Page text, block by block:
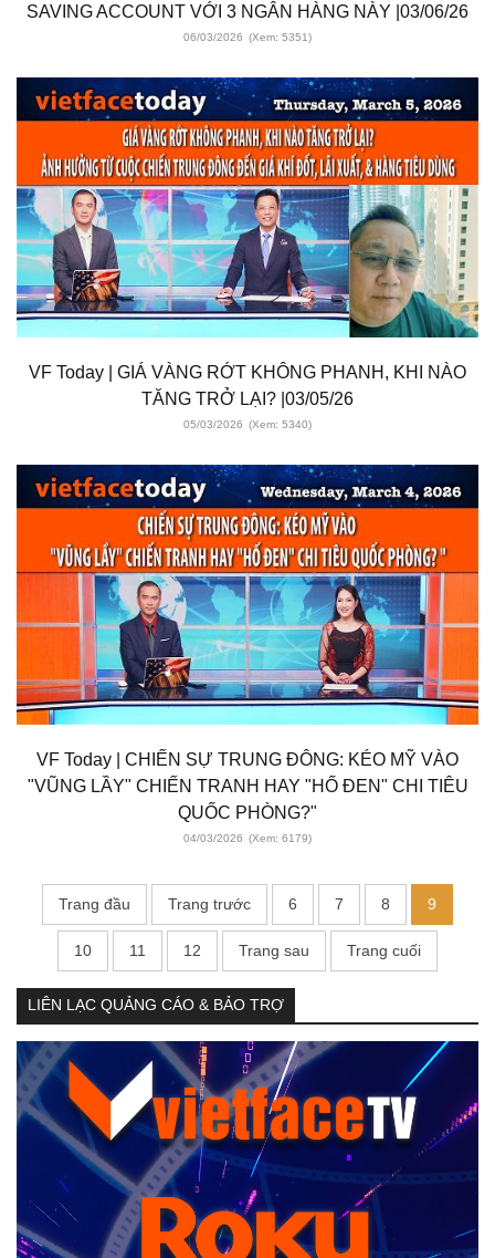
SAVING ACCOUNT VỚI 3 NGÂN HÀNG NÀY |03/06/26
06/03/2026 (Xem: 5351)
VF Today | GIÁ VÀNG RỚT KHÔNG PHANH, KHI NÀO
TĂNG TRỞ LẠI? |03/05/26
05/03/2026 (Xem: 5340)
VF Today | CHIẾN SỰ TRUNG ĐÔNG: KÉO MỸ VÀO
"VŨNG LẦY" CHIẾN TRANH HAY "HỐ ĐEN" CHI TIÊU
QUỐC PHÒNG?"
04/03/2026 (Xem: 6179)
Trang đầu Trang trước 6 7 8 9
10 11 12 Trang sau Trang cuối
LIÊN LẠC QUẢNG CÁO & BẢO TRỢ